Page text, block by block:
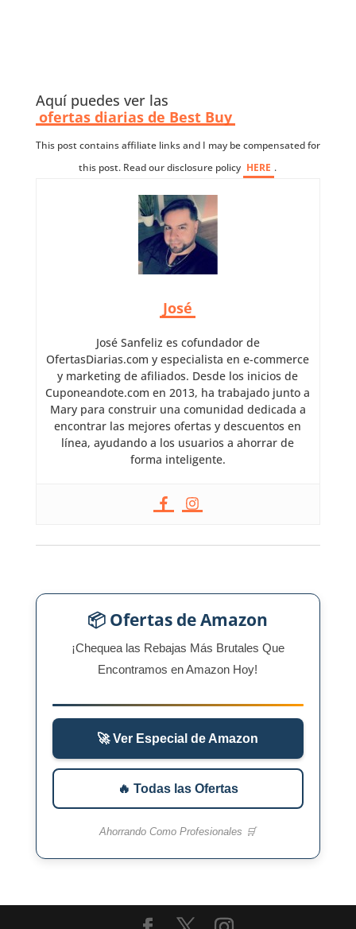
Aquí puedes ver las
ofertas diarias de Best Buy
This post contains affiliate links and I may be compensated for
this post. Read our disclosure policy HERE .
José
José Sanfeliz es cofundador de
OfertasDiarias.com y especialista en e-commerce
y marketing de afiliados. Desde los inicios de
Cuponeandote.com en 2013, ha trabajado junto a
Mary para construir una comunidad dedicada a
encontrar las mejores ofertas y descuentos en
línea, ayudando a los usuarios a ahorrar de
forma inteligente.
📦 Ofertas de Amazon
¡Chequea las Rebajas Más Brutales Que
Encontramos en Amazon Hoy!
🚀 Ver Especial de Amazon
🔥 Todas las Ofertas
Ahorrando Como Profesionales 🛒